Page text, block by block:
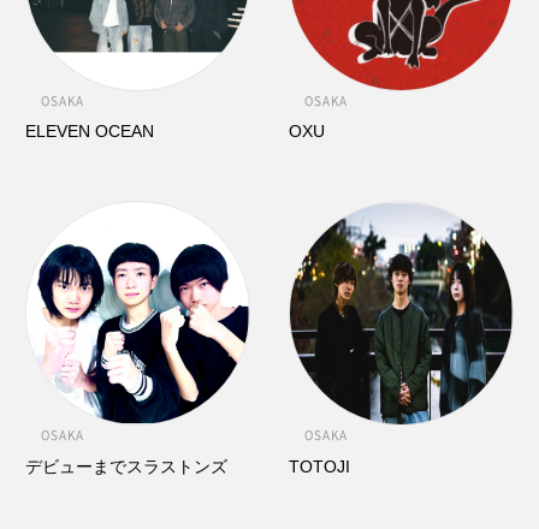
OSAKA
ELEVEN OCEAN
OSAKA
OXU
OSAKA
デビューまでスラストンズ
OSAKA
TOTOJI